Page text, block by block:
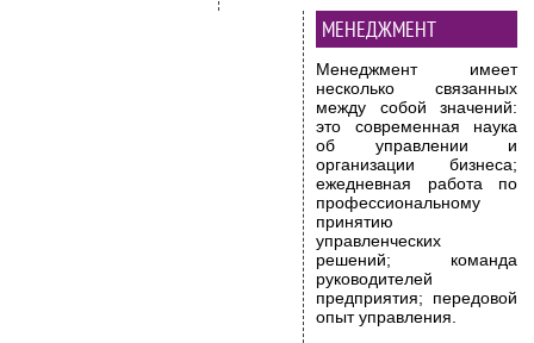
МЕНЕДЖМЕНТ
Менеджмент имеет
несколько связанных
между собой значений:
это современная наука
об управлении и
организации бизнеса;
ежедневная работа по
профессиональному
принятию
управленческих
решений; команда
руководителей
предприятия; передовой
опыт управления.